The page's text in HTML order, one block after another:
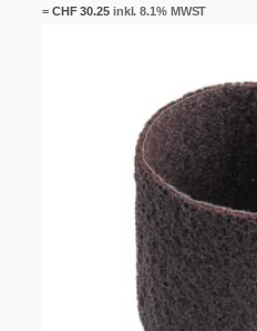
= CHF30.25inkl. 8.1% MWST